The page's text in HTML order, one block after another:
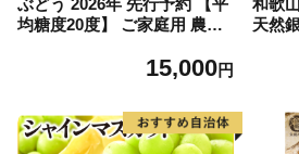
ぶどう 2026年 先行予約 【平
均糖度20度】 ご家庭用 農家
ット 2～3房 合計約1.2kg ブ
直送 】
15,000円
和歌
天然
製法
ぶ
味噌